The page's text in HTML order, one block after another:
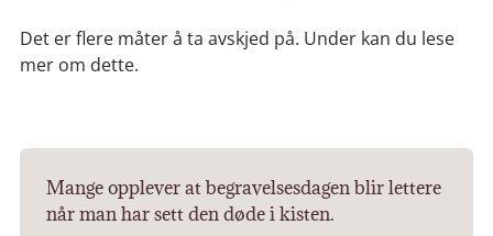
Det er flere måter å ta avskjed på. Under kan du lese
mer om dette.
Mange opplever at begravelsesdagen blir lettere
når man har sett den døde i kisten.